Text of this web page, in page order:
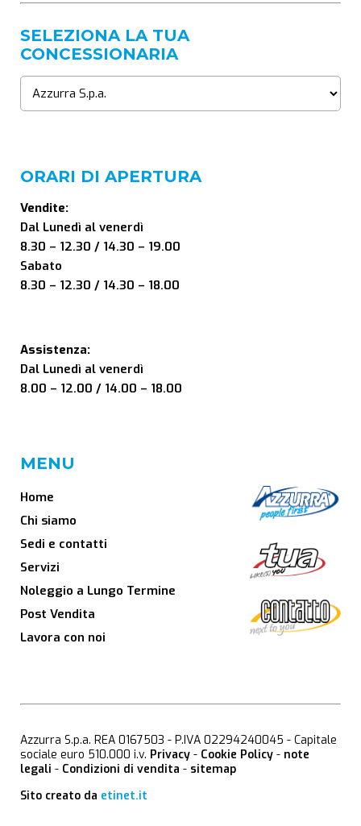
SELEZIONA LA TUA
CONCESSIONARIA
ORARI DI APERTURA
Vendite:
Dal Lunedì al venerdì
8.30 – 12.30 / 14.30 – 19.00
Sabato
8.30 – 12.30 / 14.30 – 18.00
Assistenza:
Dal Lunedì al venerdì
8.00 – 12.00 / 14.00 – 18.00
MENU
Home
Chi siamo
Sedi e contatti
Servizi
Noleggio a Lungo Termine
Post Vendita
Lavora con noi
Azzurra S.p.a. REA 0167503 - P.IVA 02294240045 - Capitale
sociale euro 510.000 i.v. Privacy - Cookie Policy - note
legali - Condizioni di vendita - sitemap
Sito creato da etinet.it